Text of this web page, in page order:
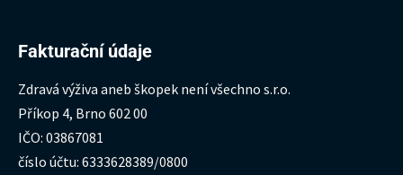
Fakturační údaje
Zdravá výživa aneb škopek není všechno s.r.o.
Příkop 4, Brno 602 00
IČO: 03867081
číslo účtu: 6333628389/0800